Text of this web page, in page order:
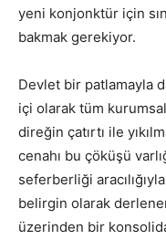
yeni konjonktür için
bakmak gerekiyor.
Devlet bir patlamayla
içi olarak tüm kurumsal
direğin çatırtı ile
cenahı bu çöküşü
seferberliği
belirgin olarak
üzerinden bir